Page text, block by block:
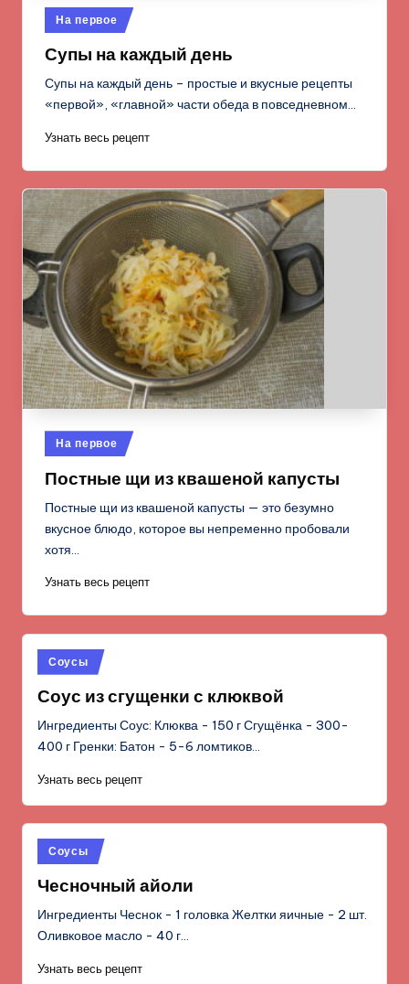
Опубликовано
в
На первое
Супы на каждый день
Супы на каждый день – простые и вкусные рецепты
«первой», «главной» части обеда в повседневном…
Узнать весь рецепт
Опубликовано
в
На первое
Постные щи из квашеной капусты
Постные щи из квашеной капусты — это безумно
вкусное блюдо, которое вы непременно пробовали
хотя…
Узнать весь рецепт
Опубликовано
в
Соусы
Соус из сгущенки с клюквой
Ингредиенты Соус: Клюква - 150 г Сгущёнка - 300-
400 г Гренки: Батон - 5-6 ломтиков…
Узнать весь рецепт
Опубликовано
в
Соусы
Чесночный айоли
Ингредиенты Чеснок - 1 головка Желтки яичные - 2 шт.
Оливковое масло - 40 г…
Узнать весь рецепт